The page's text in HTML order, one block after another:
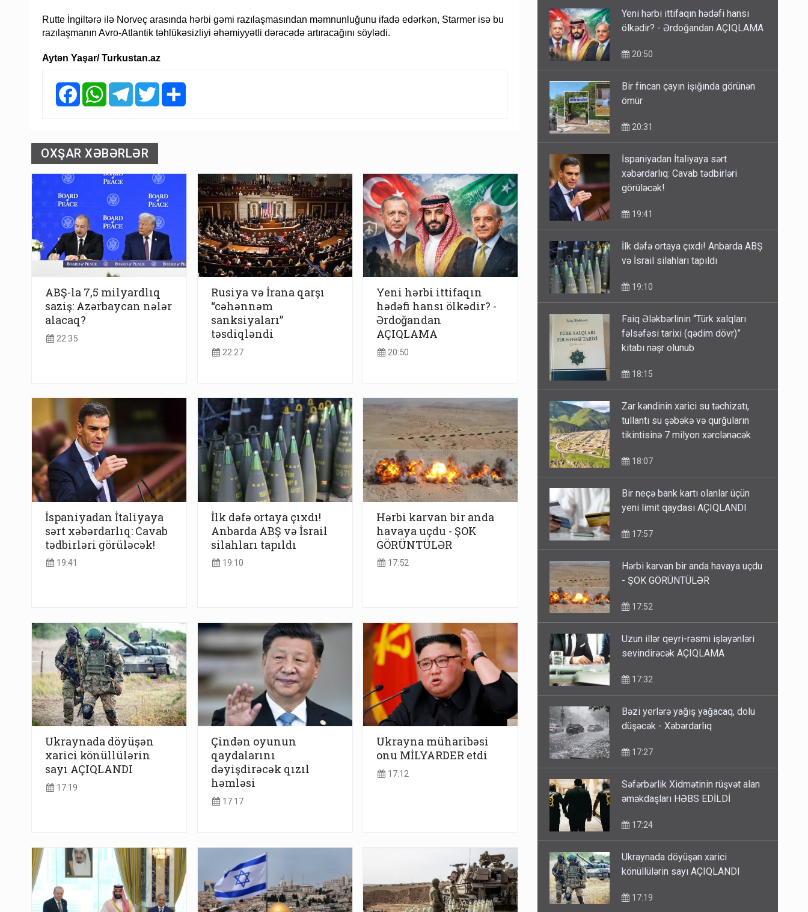
Rutte İngiltərə ilə Norveç arasında hərbi gəmi razılaşmasından məmnunluğunu ifadə edərkən, Starmer isə bu
razılaşmanın Avro-Atlantik təhlükəsizliyi əhəmiyyətli dərəcədə artıracağını söylədi.
Aytən Yaşar/ Turkustan.az
FacebookWhatsAppTelegramTwitter
OXŞAR XƏBƏRLƏR
ABŞ-la 7,5 milyardlıq
saziş: Azərbaycan nələr
alacaq?
22:35
Rusiya və İrana qarşı
“cəhənnəm
sanksiyaları”
təsdiqləndi
22:27
Yeni hərbi ittifaqın
hədəfi hansı ölkədir? -
Ərdoğandan
AÇIQLAMA
20:50
İspaniyadan İtaliyaya
sərt xəbərdarlıq: Cavab
tədbirləri görüləcək!
19:41
İlk dəfə ortaya çıxdı!
Anbarda ABŞ və İsrail
silahları tapıldı
19:10
Hərbi karvan bir anda
havaya uçdu - ŞOK
GÖRÜNTÜLƏR
17:52
Ukraynada döyüşən
xarici könüllülərin
sayı AÇIQLANDI
17:19
Çindən oyunun
qaydalarını
dəyişdirəcək qızıl
həmləsi
17:17
Ukrayna müharibəsi
onu MİLYARDER etdi
17:12
Yeni hərbi ittifaqın hədəfi hansı
ölkədir? - Ərdoğandan AÇIQLAMA
20:50
Bir fincan çayın işığında görünən
ömür
20:31
İspaniyadan İtaliyaya sərt
xəbərdarlıq: Cavab tədbirləri
görüləcək!
19:41
İlk dəfə ortaya çıxdı! Anbarda ABŞ
və İsrail silahları tapıldı
19:10
Faiq Ələkbərlinin “Türk xalqları
fəlsəfəsi tarixi (qədim dövr)”
kitabı nəşr olunub
18:15
Zar kəndinin xarici su təchizatı,
tullantı su şəbəkə və qurğuların
tikintisinə 7 milyon xərclənəcək
18:07
Bir neçə bank kartı olanlar üçün
yeni limit qaydası AÇIQLANDI
17:57
Hərbi karvan bir anda havaya uçdu
- ŞOK GÖRÜNTÜLƏR
17:52
Uzun illər qeyri-rəsmi işləyənləri
sevindirəcək AÇIQLAMA
17:32
Bəzi yerlərə yağış yağacaq, dolu
düşəcək - Xəbərdarlıq
17:27
Səfərbərlik Xidmətinin rüşvət alan
əməkdaşları HƏBS EDİLDİ
17:24
Ukraynada döyüşən xarici
könüllülərin sayı AÇIQLANDI
17:19